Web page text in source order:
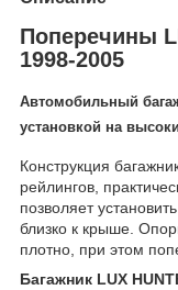
Поперечины
1998-2005
Автомобильный
установкой на
Конструкция
рейлингов,
позволяет
близко к крыше.
плотно, при этом
Багажник LUX